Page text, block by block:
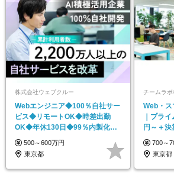
株式会社ウェブクルー
Webエンジニア◆100％自社サー
ビス◆リモートOK◆時差出勤
OK◆年休130日◆99％内製化◆
実働7.5h
500～600万円
東京都
チームラボ
Web・ス
｜プラ
円～＋
ームで参画
700～
東京都